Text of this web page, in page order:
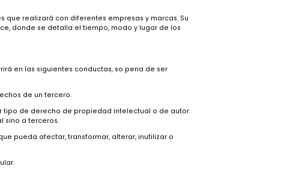
pérdidas, con independencia de su origen: